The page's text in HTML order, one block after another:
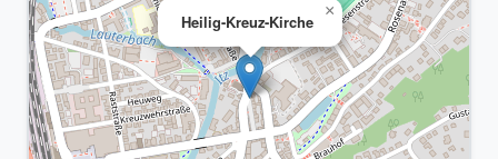
Heilig-Kreuz-Kirche
×